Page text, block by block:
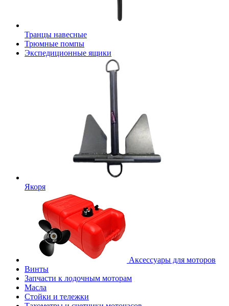
Транцы навесные
Трюмные помпы
Экспедиционные ящики
Якоря
Аксессуары для моторов
Винты
Запчасти к лодочным моторам
Масла
Стойки и тележки